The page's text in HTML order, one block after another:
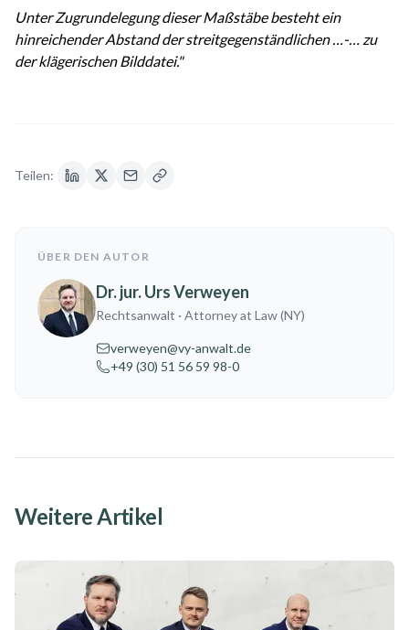
Unter Zugrundelegung dieser Maßstäbe besteht ein
hinreichender Abstand der streitgegenständlichen …-… zu
der klägerischen Bilddatei."
Teilen:
ÜBER DEN AUTOR
Dr. jur. Urs Verweyen
Rechtsanwalt · Attorney at Law (NY)
verweyen@vy-anwalt.de
+49 (30) 51 56 59 98-0
Weitere Artikel